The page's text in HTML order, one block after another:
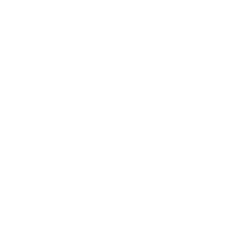
前瞻可行的環境法規，以協助產